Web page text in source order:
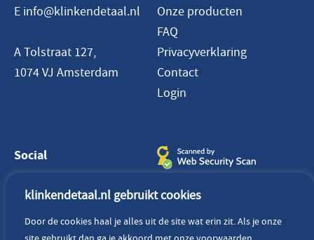
klinkendetaal.nl gebruikt cookies
Door de cookies haal je alles uit de site wat erin zit. Als je onze
E info@klinkendetaal.nl
A Tolstraat 127,
1074 VJ Amsterdam
Onze producten
FAQ
Privacyverklaring
Contact
Login
Social